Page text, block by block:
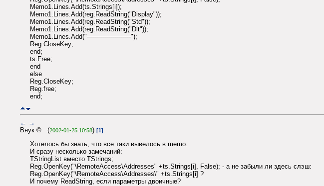
Memo1.Lines.Add(ts.Strings[i]);
Memo1.Lines.Add(reg.ReadString("Display"));
Memo1.Lines.Add(reg.ReadString("Std"));
Memo1.Lines.Add(reg.ReadString("Dlt"));
Memo1.Lines.Add("----------------------");
Reg.CloseKey;
end;
ts.Free;
end
else
Reg.CloseKey;
Reg.free;
end;
← →
Внук © (2002-01-25 10:58) [1]
Хотелось бы знать, что все таки вывелось в memo.
И сразу несколько замечаний:
TStringList вместо TStrings;
Reg.OpenKey("\RemoteAccess\Addresses" +ts.Strings[i], False); - а не забыли ли здесь слэш:
Reg.OpenKey("\RemoteAccess\Addresses\" +ts.Strings[i] ?
И почему ReadString, если параметры двоичные?